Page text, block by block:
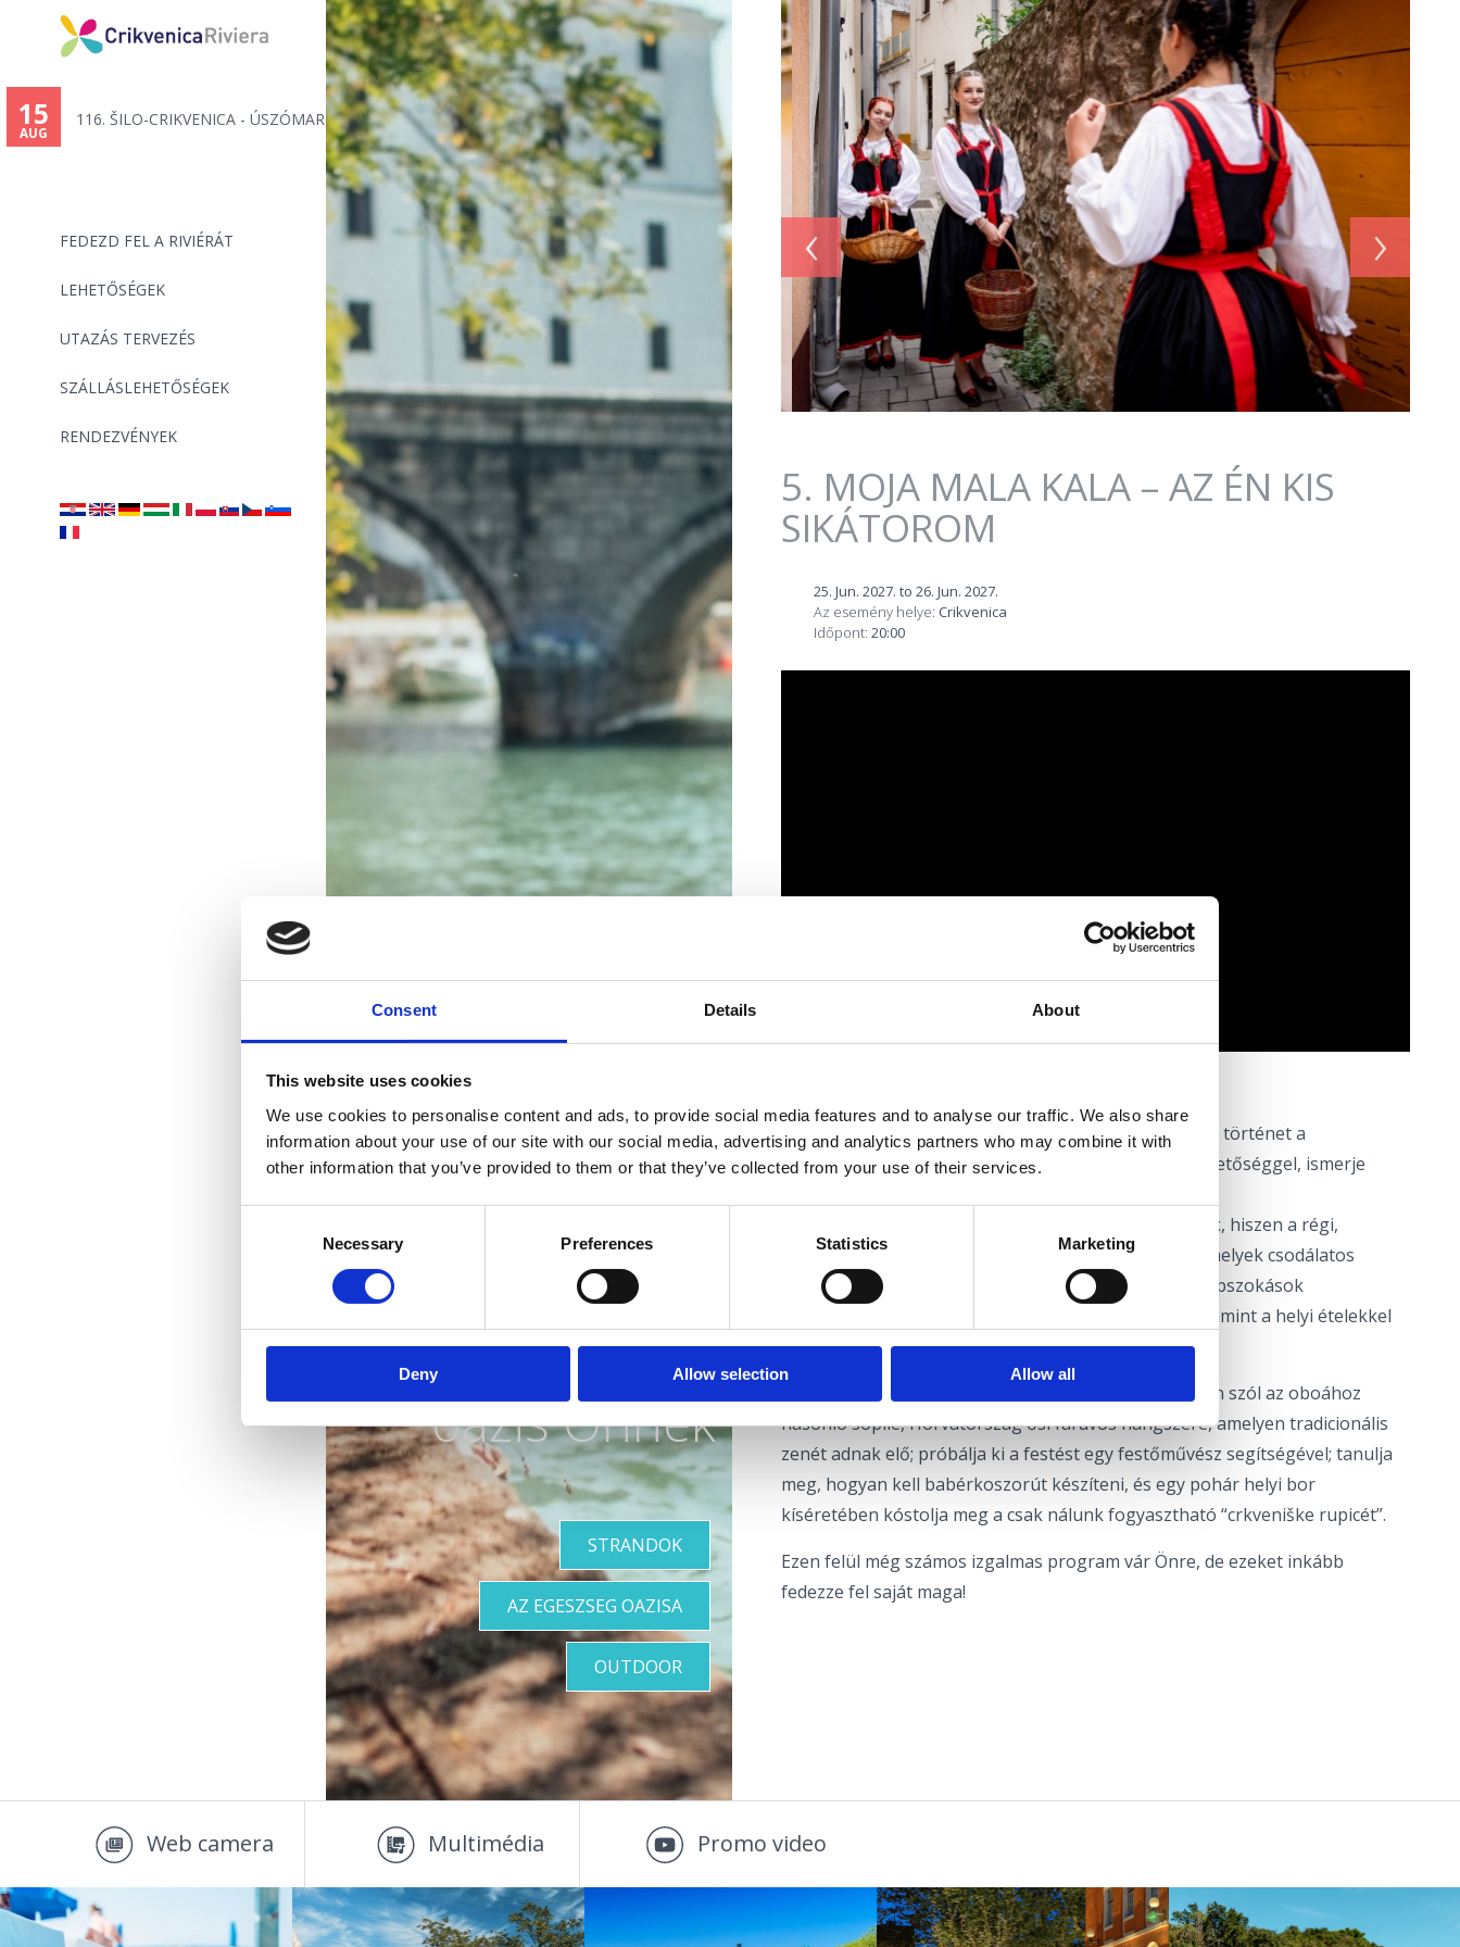
Consent Details About
This website uses cookies
We use cookies to personalise content and ads, to provide social media features and to analyse our traffic. We also share
information about your use of our site with our social media, advertising and analytics partners who may combine it with
other information that you’ve provided to them or that they’ve collected from your use of their services.
Necessary Preferences Statistics Marketing
Deny Allow selection Allow all
Jump to navigation
FEDEZD FEL A RIVIÉRÁT
LEHETŐSÉGEK
UTAZÁS TERVEZÉS
SZÁLLÁSLEHETŐSÉGEK
RENDEZVÉNYEK
15
AUG
116. ŠILO-CRIKVENICA - ÚSZÓMAR...
‹ ›
5. MOJA MALA KALA – AZ ÉN KIS
SIKÁTOROM
25. Jun. 2027. to 26. Jun. 2027.
Az esemény helye: Crikvenica
Időpont: 20:00
Sikátortól sikátorig, emléktől emlékig...
A “Moja Mala Kala” – Az én kis sikátorom egy szerelmi történet a
hagyományról és a crikvenicai emberekről. Éljen a lehetőséggel, ismerje
Minden látogató aktív résztvevője lehet a történetnek, hiszen a régi,
kőlépcsős udvarok mini-színpadokká alakulnak át, amelyek csodálatos
hangulatban várják a látogatókat zenével, tánccal, népszokások
bemutatásával, gyereksarokkal, utcai előadókkal, valamint a helyi ételekkel
és borokkal.
Szálljon be az időgépünkbe, és hallgassa meg, hogyan szól az oboához
hasonló sopile, Horvátország ősi fafúvós hangszere, amelyen tradicionális
zenét adnak elő; próbálja ki a festést egy festőművész segítségével; tanulja
meg, hogyan kell babérkoszorút készíteni, és egy pohár helyi bor
kíséretében kóstolja meg a csak nálunk fogyasztható “crkveniške rupicét”.
Ezen felül még számos izgalmas program vár Önre, de ezeket inkább
fedezze fel saját maga!
Tökéletes
oázis Önnek
STRANDOK
AZ EGESZSEG OAZISA
OUTDOOR
Web camera Multimédia Promo video